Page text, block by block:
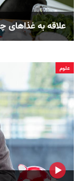
علاقه به غذاهای
علوم